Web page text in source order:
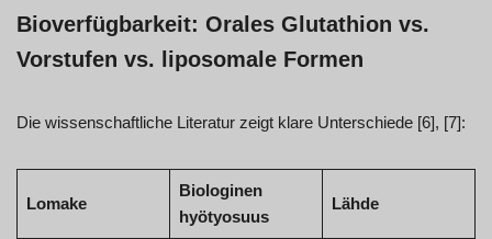
Bioverfügbarkeit: Orales Glutathion vs.
Vorstufen vs. liposomale Formen
Die wissenschaftliche Literatur zeigt klare Unterschiede [6], [7]:
Lomake
Biologinen
hyötyosuus
Lähde